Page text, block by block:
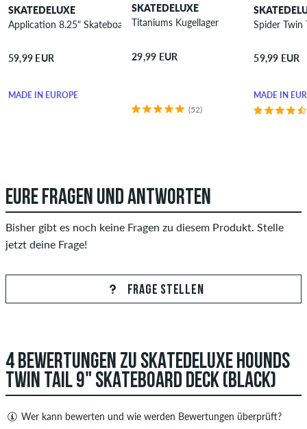
SKATEDELUXE
Application 8.25" Skateboard Deck
59,99 EUR
MADE IN EUROPE
SKATEDELUXE
Titaniums Kugellager
29,99 EUR
(52)
Spider Twin
59,99 EUR
MADE IN
EURE FRAGEN UND ANTWORTEN
Bisher gibt es noch keine Fragen zu diesem Produkt. Stelle
jetzt deine Frage!
FRAGE STELLEN
4 BEWERTUNGEN ZU SKATEDELUXE HOUNDS
TWIN TAIL 9" SKATEBOARD DECK (BLACK)
Wer kann bewerten und wie werden Bewertungen überprüft?